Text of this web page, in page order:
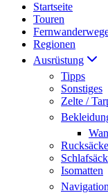
Startseite
Touren
Regionen
Ausrüstung
Tipps
Sonstiges
Zelte /
Rucksäcke
Isomatten
Navigation